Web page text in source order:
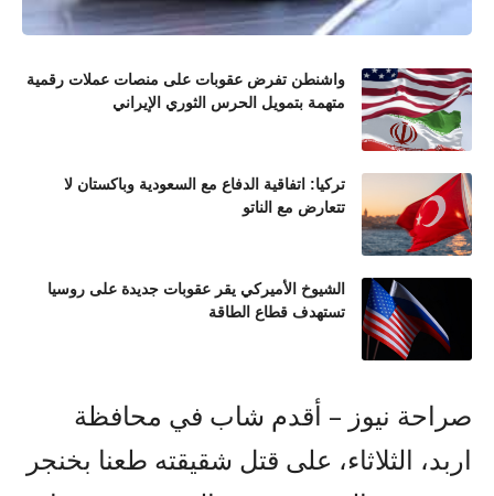
واشنطن تفرض عقوبات على منصات عملات رقمية
متهمة بتمويل الحرس الثوري الإيراني
تركيا: اتفاقية الدفاع مع السعودية وباكستان لا
تتعارض مع الناتو
الشيوخ الأميركي يقر عقوبات جديدة على روسيا
تستهدف قطاع الطاقة
صراحة نيوز – أقدم شاب في محافظة
اربد، الثلاثاء، على قتل شقيقته طعنا بخنجر